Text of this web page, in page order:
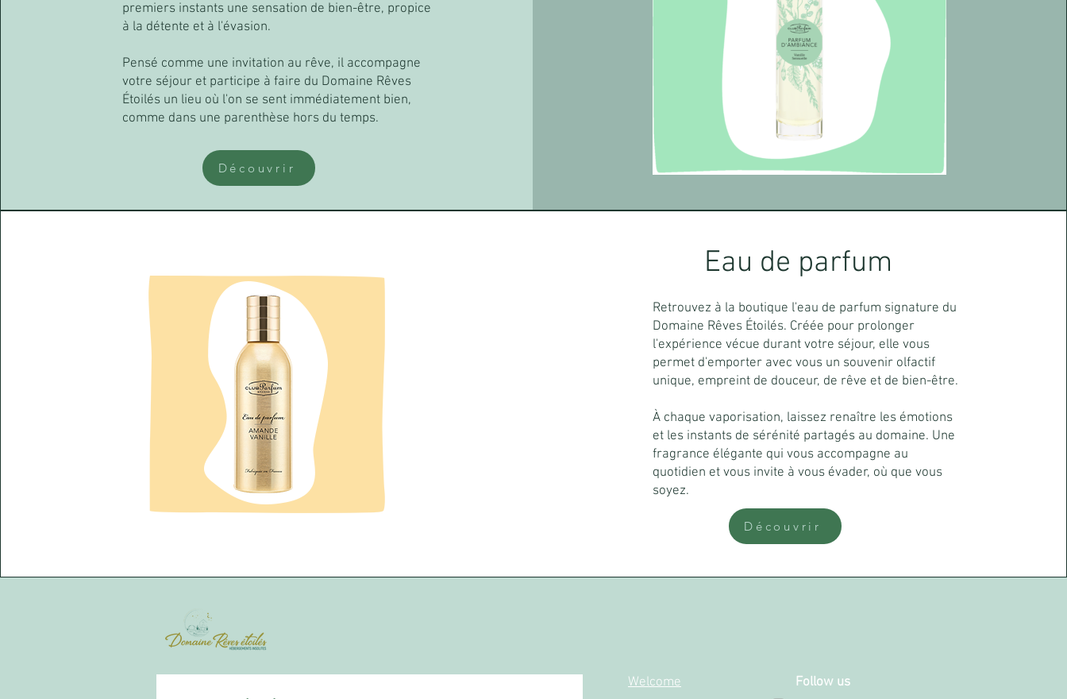
premiers instants une sensation de bien-être, propice
à la détente et à l'évasion.
Pensé comme une invitation au rêve, il accompagne
votre séjour et participe à faire du Domaine Rêves
Étoilés un lieu où l'on se sent immédiatement bien,
comme dans une parenthèse hors du temps.
Découvrir
Eau de parfum
Retrouvez à la boutique l'eau de parfum signature du
Domaine Rêves Étoilés. Créée pour prolonger
l'expérience vécue durant votre séjour, elle vous
permet d'emporter avec vous un souvenir olfactif
unique, empreint de douceur, de rêve et de bien-être.
À chaque vaporisation, laissez renaître les émotions
et les instants de sérénité partagés au domaine. Une
fragrance élégante qui vous accompagne au
quotidien et vous invite à vous évader, où que vous
soyez.
Découvrir
Welcome Follow us